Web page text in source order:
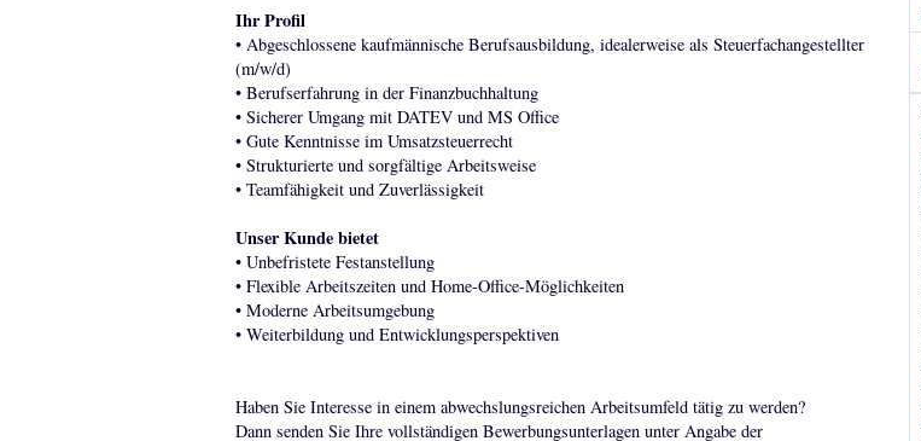
Ihr Profil
• Abgeschlossene kaufmännische Berufsausbildung, idealerweise als Steuerfachangestellter
(m/w/d)
• Berufserfahrung in der Finanzbuchhaltung
• Sicherer Umgang mit DATEV und MS Office
• Gute Kenntnisse im Umsatzsteuerrecht
• Strukturierte und sorgfältige Arbeitsweise
• Teamfähigkeit und Zuverlässigkeit
Unser Kunde bietet
• Unbefristete Festanstellung
• Flexible Arbeitszeiten und Home-Office-Möglichkeiten
• Moderne Arbeitsumgebung
• Weiterbildung und Entwicklungsperspektiven
Haben Sie Interesse in einem abwechslungsreichen Arbeitsumfeld tätig zu werden?
Dann senden Sie Ihre vollständigen Bewerbungsunterlagen unter Angabe der